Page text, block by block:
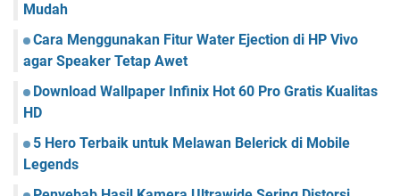
Mudah
Cara Menggunakan Fitur Water Ejection di HP Vivo
agar Speaker Tetap Awet
Download Wallpaper Infinix Hot 60 Pro Gratis Kualitas
HD
5 Hero Terbaik untuk Melawan Belerick di Mobile
Legends